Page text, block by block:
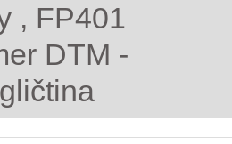
, FP401
DTM -